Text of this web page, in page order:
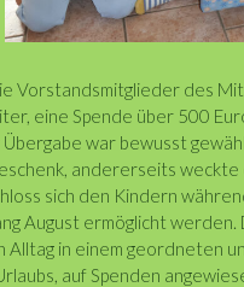
Vorstandsmitglieder des
eine Spende über 500
war bewusst
andererseits
sich den Kindern
August ermöglicht
Alltag in einem geordneten
auf Spenden